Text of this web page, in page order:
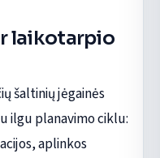
laikotarpio
šaltinių jėgainės
ilgu planavimo ciklu:
aplinkos